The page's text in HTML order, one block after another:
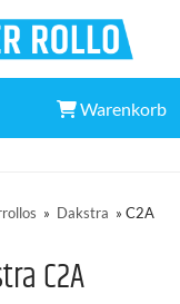
Warenkorb
» Dakstra » C2A
C2A